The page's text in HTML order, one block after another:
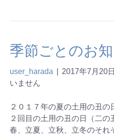
季節ごとのお知
user_harada 2017年7月20日
いません
２０１７年の夏の土用の丑
２回目の土用の丑の日（二
春、立夏、立秋、立冬のそれ